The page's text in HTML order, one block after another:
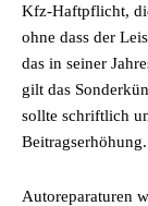
Kfz-Haftpflicht,
ohne dass der
das in seiner
gilt das
sollte schriftlich
Beitragserhöhung.
Autoreparaturen